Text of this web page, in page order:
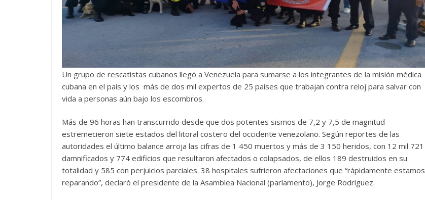
Un grupo de rescatistas cubanos llegó a Venezuela para sumarse a los integrantes de la misión médica
cubana en el país y los más de dos mil expertos de 25 países que trabajan contra reloj para salvar con
vida a personas aún bajo los escombros.
Más de 96 horas han transcurrido desde que dos potentes sismos de 7,2 y 7,5 de magnitud
estremecieron siete estados del litoral costero del occidente venezolano. Según reportes de las
autoridades el último balance arroja las cifras de 1 450 muertos y más de 3 150 heridos, con 12 mil 721
damnificados y 774 edificios que resultaron afectados o colapsados, de ellos 189 destruidos en su
totalidad y 585 con perjuicios parciales. 38 hospitales sufrieron afectaciones que “rápidamente estamos
reparando”, declaró el presidente de la Asamblea Nacional (parlamento), Jorge Rodríguez.